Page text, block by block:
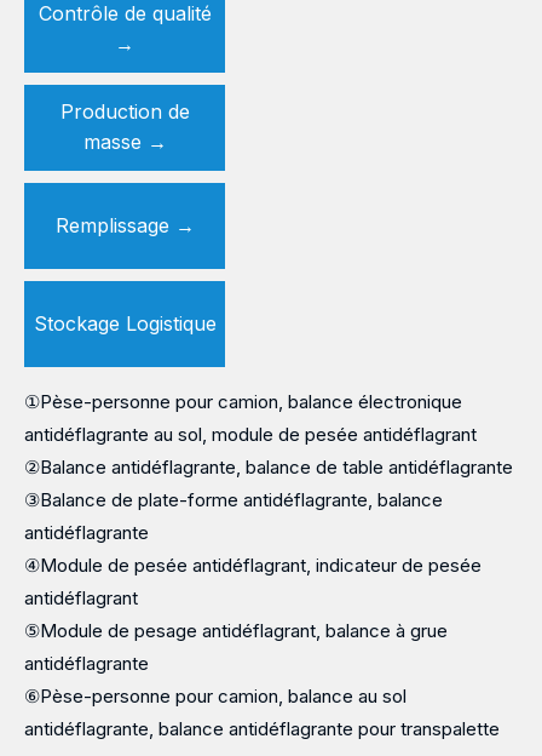
Contrôle de qualité
→
Production de
masse →
Remplissage →
Stockage Logistique
①Pèse-personne pour camion, balance électronique
antidéflagrante au sol, module de pesée antidéflagrant
②Balance antidéflagrante, balance de table antidéflagrante
③Balance de plate-forme antidéflagrante, balance
antidéflagrante
④Module de pesée antidéflagrant, indicateur de pesée
antidéflagrant
⑤Module de pesage antidéflagrant, balance à grue
antidéflagrante
⑥Pèse-personne pour camion, balance au sol
antidéflagrante, balance antidéflagrante pour transpalette